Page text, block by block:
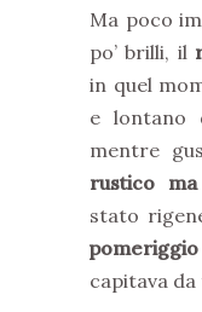
Ma poco
po’ brilli, il
in quel
e lontano
mentre
rustico
stato
capitava